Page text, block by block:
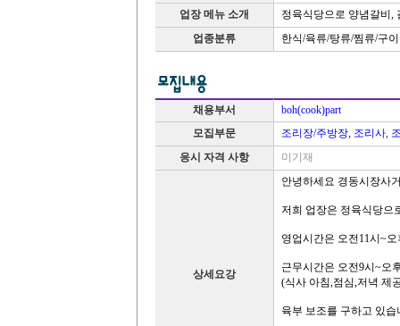
업장 메뉴 소개
정육식당으로 양념갈비,
업종분류
한식/육류/탕류/찜류/구
채용부서
boh(cook)part
모집부문
조리장/주방장, 조리사,
응시 자격 사항
미기재
상세요강
안녕하세요 경동시장사
저희 업장은 정육식당으
영업시간은 오전11시~오
근무시간은 오전9시~오
(식사 아침,점심,저녁 제
육부 보조를 구하고 있습